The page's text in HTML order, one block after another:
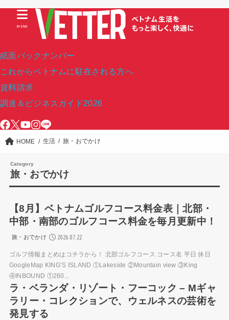
紙面バックナンバー
これからベトナムに駐在される方へ
資料請求
調達＆ビジネスガイド2026
MENU
HOME 生活 旅・おでかけ
旅・おでかけ
【8月】ベトナムゴルフコース料金表｜北部・
中部・南部のゴルフコース料金を毎月更新中！
旅・おでかけ 2026.07.22
ゴルフ情報まとめはコチラから！ 北部ゴルフコース コース名 平日 休日
GoogleMap KING’S ISLAND ①Lakeside ②Mountain view ③King
④INBOUND ①260...
ラ・ベランダ・リゾート・フーコック – Mギャ
ラリー・コレクションで、ウェルネスの芸術を
発見する